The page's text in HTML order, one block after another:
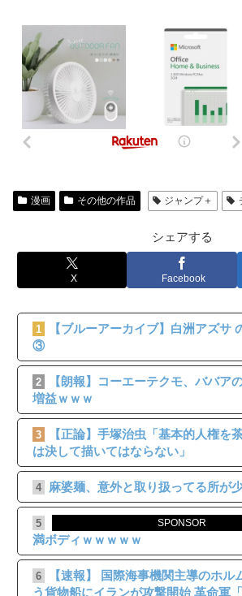
SPONSOR
漫画 その他の作品 ジャンプ＋
シェアする
X Facebook
1
【ブルーアーカイブ】白洲アズサ
③
2
【朗報】コーエーテクモ、ババア
増益ｗｗｗ
3
【正論】手塚治虫「基本的人権を
は決して描いてはならない」
4 麻婆麺、意外と取り扱ってる所が
5
【画像】 プロ雀士・佐野ひなこ
満ボディｗｗｗｗｗ
6
【速報】 国際海事機関主導のホル
う貨物船にイランが攻撃開始 革命軍